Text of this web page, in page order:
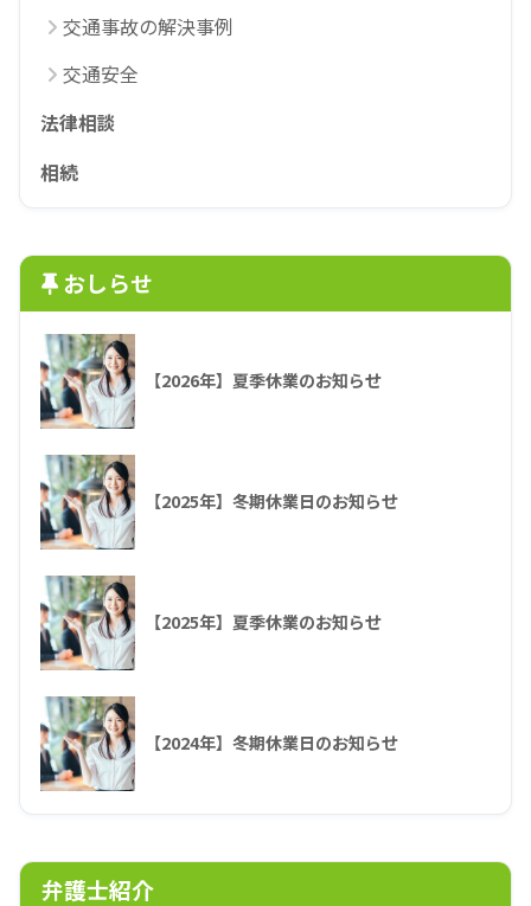
交通事故の解決事例
交通安全
法律相談
相続
おしらせ
【2026年】夏季休業のお知らせ
【2025年】冬期休業日のお知らせ
【2025年】夏季休業のお知らせ
【2024年】冬期休業日のお知らせ
弁護士紹介